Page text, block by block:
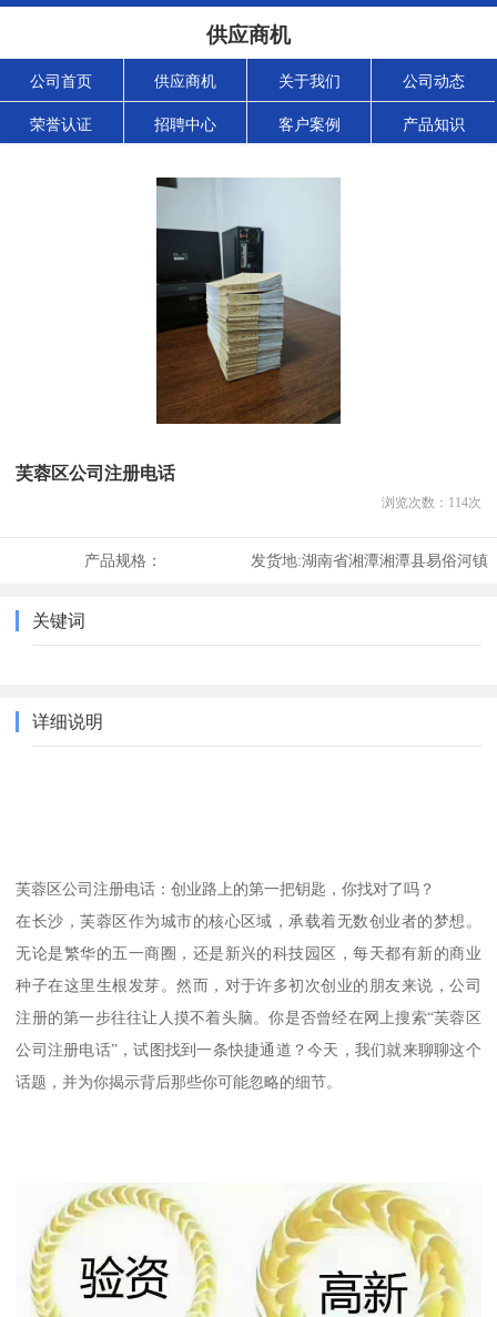
供应商机
公司首页 供应商机 关于我们 公司动态
荣誉认证 招聘中心 客户案例 产品知识
芙蓉区公司注册电话
浏览次数： 114次
产品规格： 发货地:湖南省湘潭湘潭县易俗河镇
关键词
详细说明
芙蓉区公司注册电话：创业路上的第一把钥匙，你找对了吗？
在长沙，芙蓉区作为城市的核心区域，承载着无数创业者的梦想。
无论是繁华的五一商圈，还是新兴的科技园区，每天都有新的商业
种子在这里生根发芽。然而，对于许多初次创业的朋友来说，公司
注册的第一步往往让人摸不着头脑。你是否曾经在网上搜索“芙蓉区
公司注册电话”，试图找到一条快捷通道？今天，我们就来聊聊这个
话题，并为你揭示背后那些你可能忽略的细节。